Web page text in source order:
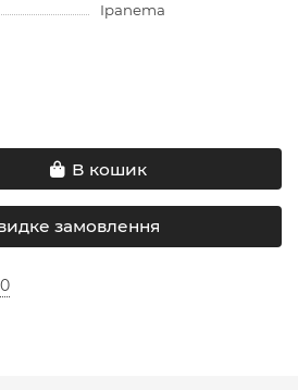
Ipanema
В кошик
замовлення